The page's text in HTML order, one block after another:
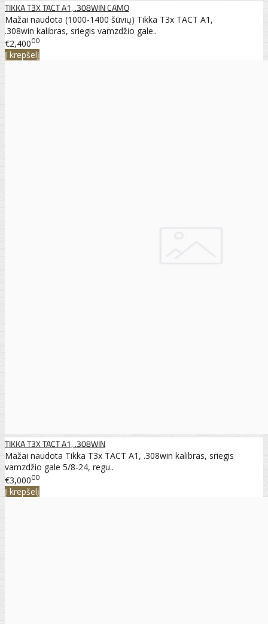
TIKKA T3X TACT A1, .308WIN CAMO
Mažai naudota (1000-1400 šūvių) Tikka T3x TACT A1,
.308win kalibras, sriegis vamzdžio gale..
€2,40000
Į krepšelį
TIKKA T3X TACT A1, .308WIN
Mažai naudota Tikka T3x TACT A1, .308win kalibras, sriegis
vamzdžio gale 5/8-24, regu..
€3,00000
Į krepšelį